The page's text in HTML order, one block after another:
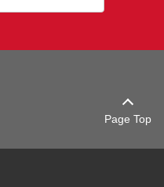
Page Top